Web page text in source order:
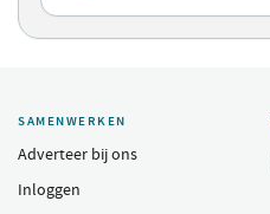
SAMENWERKEN
Adverteer bij ons
Inloggen